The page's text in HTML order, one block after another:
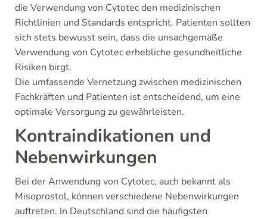
die Verwendung von Cytotec den medizinischen
Richtlinien und Standards entspricht. Patienten sollten
sich stets bewusst sein, dass die unsachgemäße
Verwendung von Cytotec erhebliche gesundheitliche
Risiken birgt.
Die umfassende Vernetzung zwischen medizinischen
Fachkräften und Patienten ist entscheidend, um eine
optimale Versorgung zu gewährleisten.
Kontraindikationen und
Nebenwirkungen
Bei der Anwendung von Cytotec, auch bekannt als
Misoprostol, können verschiedene Nebenwirkungen
auftreten. In Deutschland sind die häufigsten